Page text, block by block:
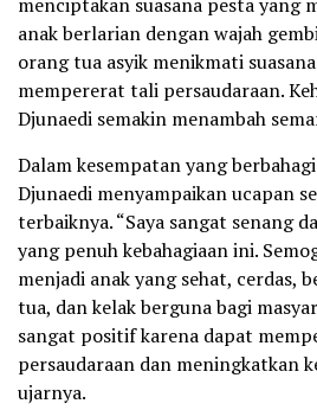
anak berlarian dengan wajah
orang tua asyik menikmati
mempererat tali persaudaraan.
Djunaedi semakin menambah
Dalam kesempatan yang
Djunaedi menyampaikan ucapan
terbaiknya. “Saya sangat senang
yang penuh kebahagiaan ini.
menjadi anak yang sehat, cerdas,
tua, dan kelak berguna bagi
sangat positif karena dapat
persaudaraan dan meningkatkan
ujarnya.